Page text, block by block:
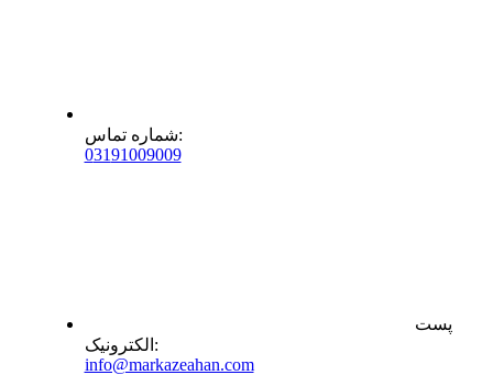
شماره تماس:
03191009009
پست
الکترونیک :
info@markazeahan.com